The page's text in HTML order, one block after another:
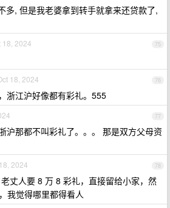
多, 但是我老婆拿到转手就拿来还贷款了,
75
18, 2024
76
18, 2024
浙江沪好像都有彩礼。555
77
沪那都不叫彩礼了。。。 那是双方父母资
78
2024
丈人要 8 万 8 彩礼，直接留给小家，然
我觉得哪里都得看人